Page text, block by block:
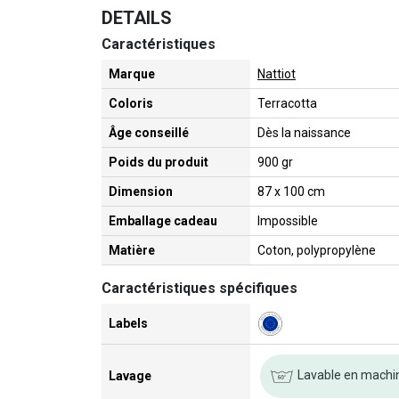
DETAILS
Caractéristiques
Marque Nattiot
Coloris Terracotta
Âge conseillé Dès la naissance
Poids du produit 900 gr
Dimension 87 x 100 cm
Emballage cadeau Impossible
Matière Coton, polypropylène
Caractéristiques spécifiques
Labels
Lavage Lavable en